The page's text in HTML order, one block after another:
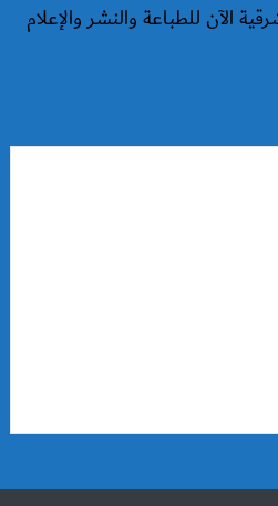
الآن للطباعة والنشر والإعلام